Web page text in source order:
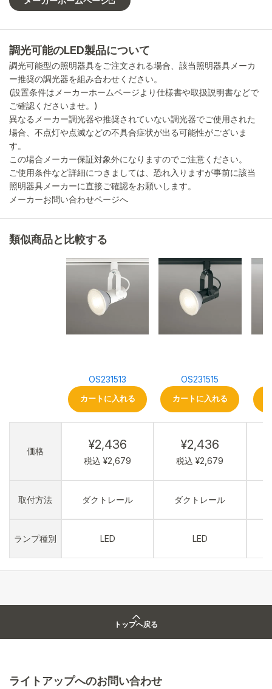
調光可能のLED製品について
調光可能型の照明器具をご注文される場合、該当照明器具メーカ
ー推奨の調光器を組み合わせください。
(設置条件はメーカーホームページより仕様書や取扱説明書などで
ご確認くださいませ。)
異なるメーカー調光器や推奨されていない調光器でご使用された
場合、不点灯や点滅などの不具合症状が出る可能性がございま
す。
この場合メーカー保証対象外になりますのでご注意ください。
ご使用条件など詳細につきましては、恐れ入りますが事前に該当
照明器具メーカーに直接ご確認をお願いします。
メーカーお問い合わせページへ
類似商品と比較する
価格
取付方法
ランプ種別
OS231513
カートに入れる
¥2,436
税込 ¥2,679
ダクトレール
LED
OS231515
カートに入れる
¥2,436
税込 ¥2,679
ダクトレール
LED
トップへ戻る
ライトアップへのお問い合わせ